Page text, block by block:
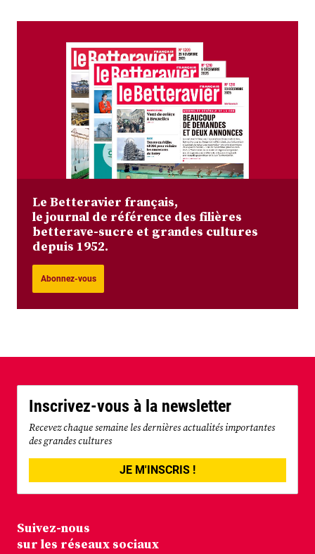
Le Betteravier français,
le journal de référence des filières
betterave-sucre et grandes cultures
depuis 1952.
Abonnez-vous
Inscrivez-vous à la newsletter
Recevez chaque semaine les dernières actualités importantes
des grandes cultures
JE M'INSCRIS !
Suivez-nous
sur les réseaux sociaux